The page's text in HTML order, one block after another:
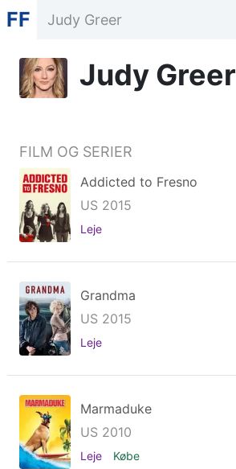
FF
Judy Greer
FILM OG SERIER
Addicted to Fresno
US 2015
Leje
Grandma
US 2015
Leje
Marmaduke
US 2010
Leje Købe